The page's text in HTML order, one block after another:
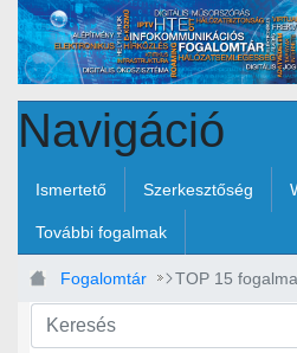
Ugrás a fő tartalomhoz
Navigáció
Ismertető Szerkesztőség
További fogalmak
Fogalomtár TOP 15